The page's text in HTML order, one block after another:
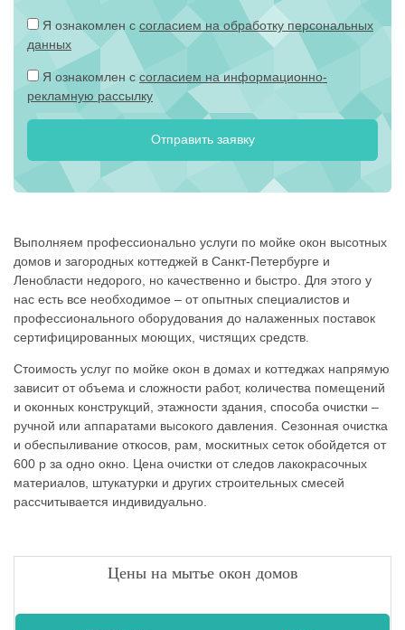
Я ознакомлен с согласием на обработку персональных
данных
Я ознакомлен с согласием на информационно-
рекламную рассылку
Выполняем профессионально услуги по мойке окон высотных
домов и загородных коттеджей в Санкт-Петербурге и
Ленобласти недорого, но качественно и быстро. Для этого у
нас есть все необходимое – от опытных специалистов и
профессионального оборудования до налаженных поставок
сертифицированных моющих, чистящих средств.
Стоимость услуг по мойке окон в домах и коттеджах напрямую
зависит от объема и сложности работ, количества помещений
и оконных конструкций, этажности здания, способа очистки –
ручной или аппаратами высокого давления. Сезонная очистка
и обеспыливание откосов, рам, москитных сеток обойдется от
600 р за одно окно. Цена очистки от следов лакокрасочных
материалов, штукатурки и других строительных смесей
рассчитывается индивидуально.
Цены на мытье окон домов